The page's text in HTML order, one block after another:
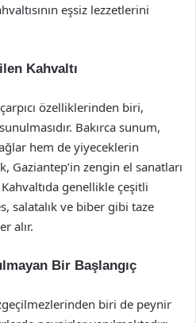
eşsiz lezzetlerini
Kahvaltı
özelliklerinden biri,
Bakırca sunum,
hem de yiyeceklerin
Gaziantep’in zengin el sanatları
genellikle çeşitli
salatalık ve biber gibi taze
alır.
Bir Başlangıç
biri de peynir